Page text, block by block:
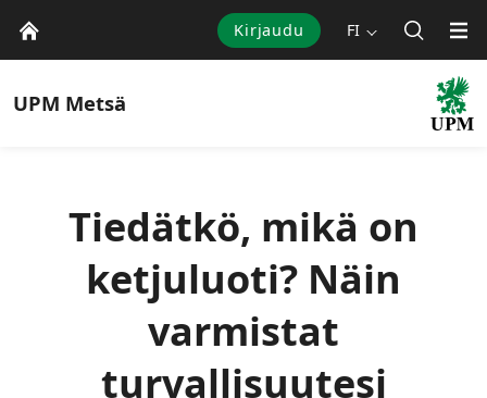
Kirjaudu FI
UPM Metsä
Tiedätkö, mikä on
ketjuluoti? Näin
varmistat
turvallisuutesi